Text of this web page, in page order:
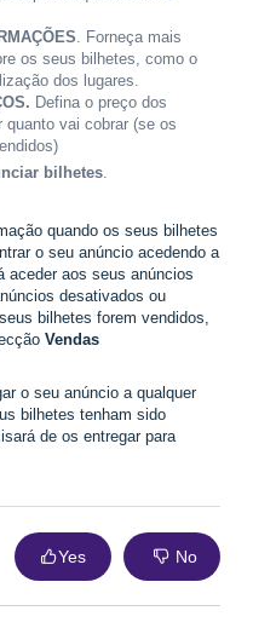
. Forneça mais
os seus bilhetes, como o
dos lugares.
Defina o preço dos
quanto vai cobrar (se os
bilhetes.
quando os seus bilhetes
o seu anúncio acedendo a
aceder aos seus anúncios
desativados ou
bilhetes forem vendidos,
Vendas
o seu anúncio a qualquer
bilhetes tenham sido
de os entregar para
Yes No